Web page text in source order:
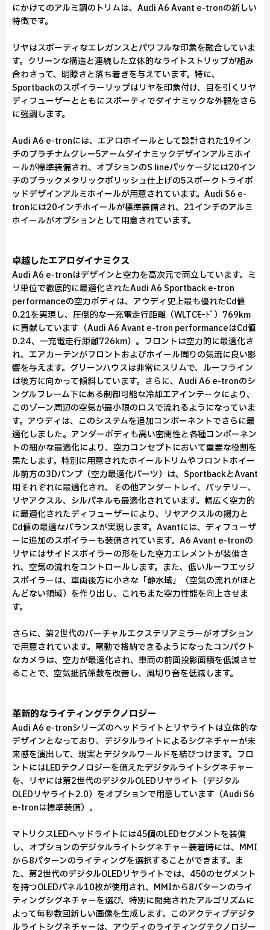
にかけてのアルミ調のトリムは、Audi A6 Avant e-tronの新しい
特徴です。
リヤはスポーティなエレガンスとパワフルな印象を融合していま
す。クリーンな構造と連続した立体的なライトストリップが組み
合わさって、明瞭さと落ち着きを与えています。特に、
Sportbackのスポイラーリップはリヤを印象付け、目を引くリヤ
ディフューザーとともにスポーティでダイナミックな外観をさら
に強調します。
Audi A6 e-tronには、エアロホイールとして設計された19イン
チのプラチナムグレー5アームダイナミックデザインアルミホイ
ールが標準装備され、オプションのS lineパッケージには20イン
チのブラックメタリックポリッシュ仕上げの5スポークトライポ
ッドデザインアルミホイールが用意されています。Audi S6 e-
tronには20インチホイールが標準装備され、21インチのアルミ
ホイールがオプションとして用意されています。
卓越したエアロダイナミクス
Audi A6 e-tronはデザインと空力を高次元で両立しています。ミ
リ単位で徹底的に最適化されたAudi A6 Sportback e-tron
performanceの空力ボディは、アウディ史上最も優れたCd値
0.21を実現し、圧倒的な一充電走行距離（WLTCﾓｰﾄﾞ）769km
に貢献しています（Audi A6 Avant e-tron performanceはCd値
0.24、一充電走行距離726km）。フロントは空力的に最適化さ
れ、エアカーテンがフロントおよびホイール周りの気流に良い影
響を与えます。グリーンハウスは非常にスリムで、ルーフライン
は後方に向かって傾斜しています。さらに、Audi A6 e-tronのシ
ングルフレーム下にある制御可能な冷却エアインテークにより、
このゾーン周辺の空気が最小限のロスで流れるようになっていま
す。アウディは、このシステムを追加コンポーネントでさらに最
適化しました。アンダーボディも高い密閉性と各種コンポーネン
トの細かな最適化により、空力コンセプトにおいて重要な役割を
果たします。特別に用意されたホイールトリムやフロントホイー
ル前方の3Dバンプ（空力最適化パーツ）は、SportbackとAvant
用それぞれに最適化され、その他アンダートレイ、バッテリー、
リヤアクスル、シルパネルも最適化されています。幅広く空力的
に最適化されたディフューザーにより、リヤアクスルの揚力と
Cd値の最適なバランスが実現します。Avantには、ディフューザ
ーに追加のスポイラーも装備されています。A6 Avant e-tronの
リヤにはサイドスポイラーの形をした空力エレメントが装備さ
れ、空気の流れをコントロールします。また、低いルーフエッジ
スポイラーは、車両後方に小さな「静水域」（空気の流れがほと
んどない領域）を作り出し、これもまた空力性能を向上させま
す。
さらに、第2世代のバーチャルエクステリアミラーがオプション
で用意されています。電動で格納できるようになったコンパクト
なカメラは、空力が最適化され、車両の前面投影面積を低減させ
ることで、空気抵抗係数を改善し、風切り音を低減します。
革新的なライティングテクノロジー
Audi A6 e-tronシリーズのヘッドライトとリヤライトは立体的な
デザインとなっており、デジタルライトによるシグネチャーが未
来感を演出して、現実とデジタルワールドを結びつけます。フロ
ントにはLEDテクノロジーを備えたデジタルライトシグネチャー
を、リヤには第2世代のデジタルOLEDリヤライト（デジタル
OLEDリヤライト2.0）をオプションで用意しています（Audi S6
e-tronは標準装備）。
マトリクスLEDヘッドライトには45個のLEDセグメントを装備
し、オプションのデジタルライトシグネチャー装着時には、MMI
から8パターンのライティングを選択することができます。ま
た、第2世代のデジタルOLEDリヤライトでは、450のセグメント
を持つOLEDパネル10枚が使用され、MMIから8パターンのライ
ティングシグネチャーを選び、特別に開発されたアルゴリズムに
よって毎秒数回新しい画像を生成します。このアクティブデジタ
ルライトシグネチャーは、アウディのライティングテクノロジー